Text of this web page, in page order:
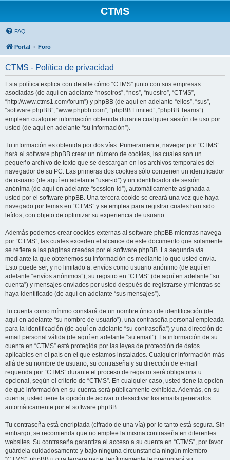
CTMS
FAQ
Portal Foro
CTMS - Política de privacidad
Esta política explica con detalle cómo “CTMS” junto con sus empresas
asociadas (de aquí en adelante “nosotros”, “nos”, “nuestro”, “CTMS”,
“http://www.ctms1.com/forum”) y phpBB (de aquí en adelante “ellos”, “sus”,
“software phpBB”, “www.phpbb.com”, “phpBB Limited”, “phpBB Teams”)
emplean cualquier información obtenida durante cualquier sesión de uso por
usted (de aquí en adelante “su información”).
Tu información es obtenida por dos vías. Primeramente, navegar por “CTMS”
hará al software phpBB crear un número de cookies, las cuales son un
pequeño archivo de texto que se descargan en los archivos temporales del
navegador de su PC. Las primeras dos cookies sólo contienen un identificador
de usuario (de aquí en adelante “user-id”) y un identificador de sesión
anónima (de aquí en adelante “session-id”), automáticamente asignada a
usted por el software phpBB. Una tercera cookie se creará una vez que haya
navegado por temas en “CTMS” y se emplea para registrar cuales han sido
leídos, con objeto de optimizar su experiencia de usuario.
Además podemos crear cookies externas al software phpBB mientras navega
por “CTMS”, las cuales exceden el alcance de este documento que solamente
se refiere a las páginas creadas por el software phpBB. La segunda vía
mediante la que obtenemos su información es mediante lo que usted envía.
Esto puede ser, y no limitado a: envíos como usuario anónimo (de aquí en
adelante “envíos anónimos”), su registro en “CTMS” (de aquí en adelante “su
cuenta”) y mensajes enviados por usted después de registrarse y mientras se
haya identificado (de aquí en adelante “sus mensajes”).
Tu cuenta como mínimo constará de un nombre único de identificación (de
aquí en adelante “su nombre de usuario”), una contraseña personal empleada
para la identificación (de aquí en adelante “su contraseña”) y una dirección de
email personal válida (de aquí en adelante “su email”). La información de su
cuenta en “CTMS” está protegida por las leyes de protección de datos
aplicables en el país en el que estamos instalados. Cualquier información más
allá de su nombre de usuario, su contraseña y su dirección de e-mail
requerida por “CTMS” durante el proceso de registro será obligatoria u
opcional, según el criterio de “CTMS”. En cualquier caso, usted tiene la opción
de qué información en su cuenta será públicamente exhibida. Además, en su
cuenta, usted tiene la opción de activar o desactivar los emails generados
automáticamente por el software phpBB.
Tu contraseña está encriptada (cifrado de una vía) por lo tanto está segura. Sin
embargo, se recomienda que no emplee la misma contraseña en diferentes
websites. Su contraseña garantiza el acceso a su cuenta en “CTMS”, por favor
guárdela cuidadosamente y bajo ninguna circunstancia ningún miembro